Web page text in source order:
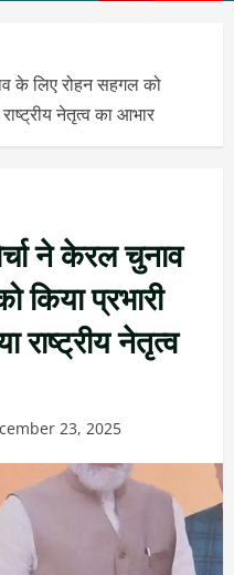
के लिए रोहन सहगल को
नेतृत्व का आभार
ने केरल चुनाव
प्रभारी
राष्ट्रीय नेतृत्व
23, 2025